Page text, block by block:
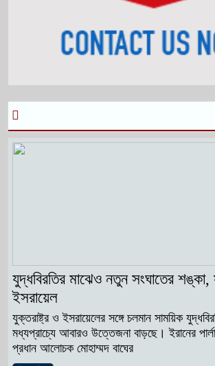
যুদ্ধবিরতির মাঝেও নতুন সংঘাতের
ইসরায়েল
যুক্তরাষ্ট্র ও ইসরায়েলের সঙ্গে চলমান সাময়িক
মধ্যপ্রাচ্যে আবারও উত্তেজনা বাড়ছে। ইরানের
প্রধান আলোচক মোহাম্মদ বাঘের